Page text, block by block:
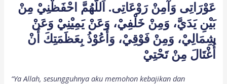
عَوْرَاتِى وَآمِنْ رَوْعَاتِى. اَللَّهُمَّ احْفَظْنِيْ مِنْ
بَيْنِ يَدَيَّ، وَمِنْ خَلْفِيْ، وَعَنْ يَمِيْنِيْ وَعَنْ
شِمَالِيْ، وَمِنْ فَوْقِيْ، وَأَعُوْذُ بِعَظَمَتِكَ أَنْ
أُغْتَالَ مِنْ تَحْتِيْ
“Ya Allah, sesungguhnya aku memohon kebajikan dan